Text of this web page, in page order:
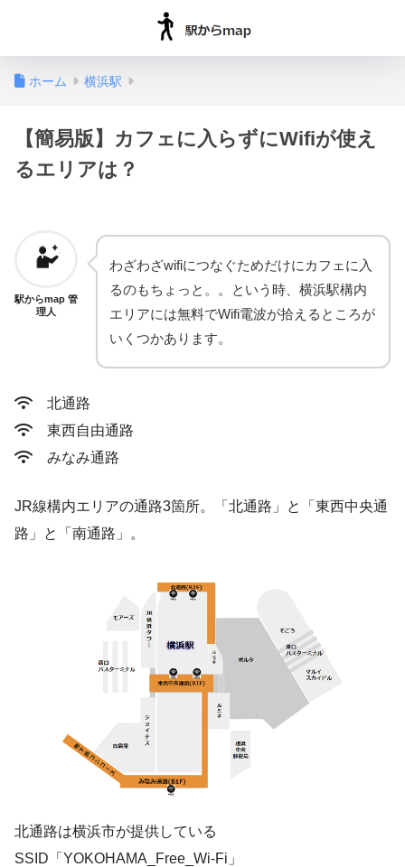
ホーム 横浜駅
【簡易版】カフェに入らずにWifiが使え
るエリアは？
駅からmap 管
理人
わざわざwifiにつなぐためだけにカフェに入
るのもちょっと。。という時、横浜駅構内
エリアには無料でWifi電波が拾えるところが
いくつかあります。
北通路
東西自由通路
みなみ通路
JR線構内エリアの通路3箇所。「北通路」と「東西中央通
路」と「南通路」。
北通路は横浜市が提供している
SSID「YOKOHAMA_Free_Wi-Fi」